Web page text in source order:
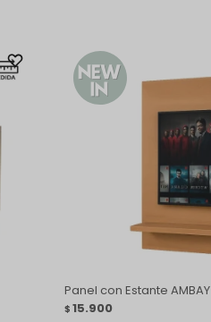
Panel con Estante AMBAY
$ 15.900